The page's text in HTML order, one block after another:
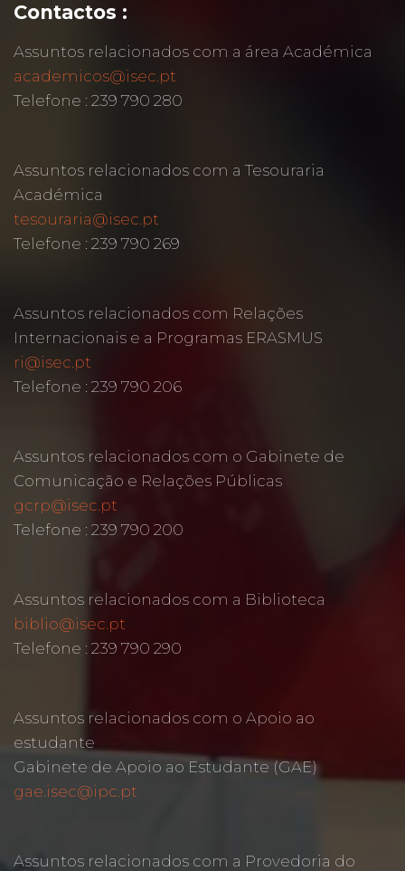
Contactos :
Assuntos relacionados com a área Académica
academicos@isec.pt
Telefone : 239 790 280
Assuntos relacionados com a Tesouraria
Académica
tesouraria@isec.pt
Telefone : 239 790 269
Assuntos relacionados com Relações
Internacionais e a Programas ERASMUS
ri@isec.pt
Telefone : 239 790 206
Assuntos relacionados com o Gabinete de
Comunicação e Relações Públicas
gcrp@isec.pt
Telefone : 239 790 200
Assuntos relacionados com a Biblioteca
biblio@isec.pt
Telefone : 239 790 290
Assuntos relacionados com o Apoio ao
estudante
Gabinete de Apoio ao Estudante (GAE)
gae.isec@ipc.pt
Assuntos relacionados com a Provedoria do